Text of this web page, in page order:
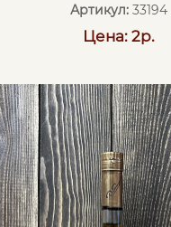
Артикул:33194
Цена: 2р.